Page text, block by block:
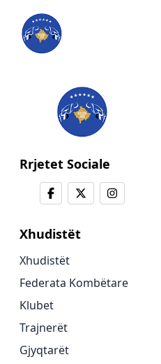
Rrjetet Sociale
Xhudistët
Xhudistët
Federata Kombëtare
Klubet
Trajnerët
Gjyqtarët